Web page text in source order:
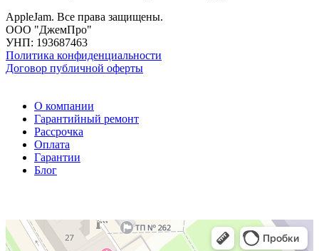
AppleJam. Все права защищены.
ООО "ДжемПро"
УНП: 193687463
Политика конфиденциальности
Договор публичной оферты
О компании
Гарантийный ремонт
Рассрочка
Оплата
Гарантии
Блог